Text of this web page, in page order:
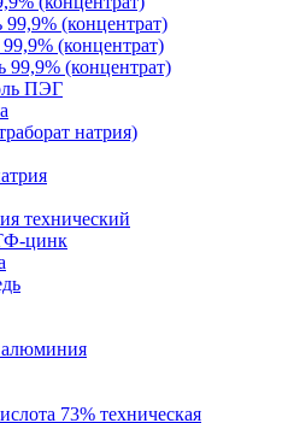
(концентрат)
(концентрат)
99,9% (концентрат)
ПЭГ
натрия)
технический
цинк
73% техническая